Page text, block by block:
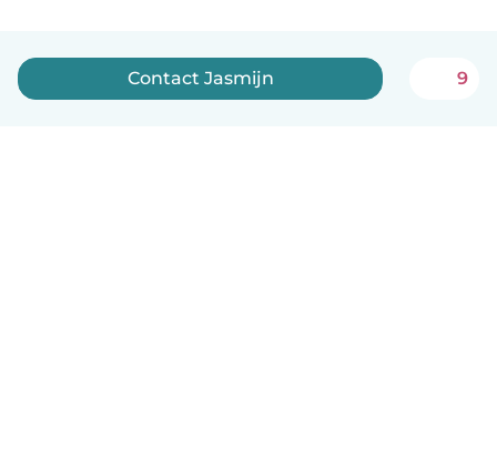
Contact Jasmijn 9